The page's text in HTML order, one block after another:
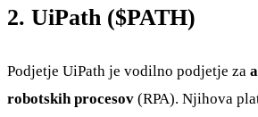
2. UiPath ($PATH)
Podjetje UiPath je vodilno podjetje za
robotskih procesov (RPA). Njihova